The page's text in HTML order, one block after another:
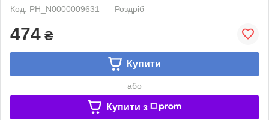
Код: PH_N0000009631
Роздріб
474 ₴
Купити
або
Купити з